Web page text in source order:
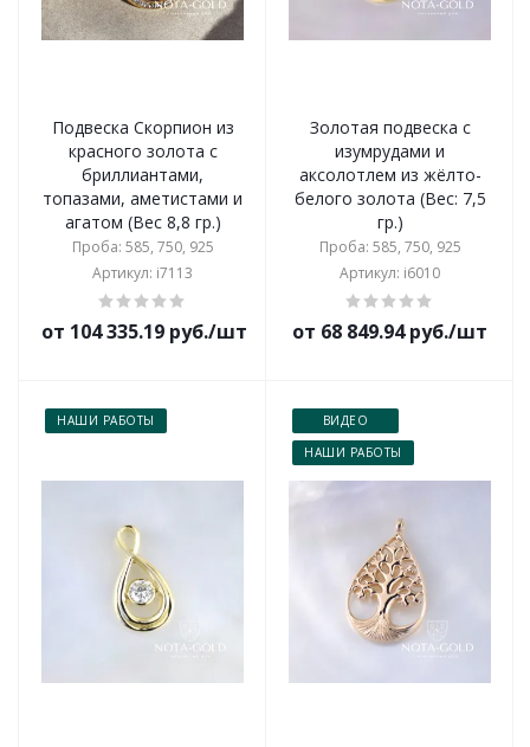
Подвеска Скорпион из
красного золота с
бриллиантами,
топазами, аметистами и
агатом (Вес 8,8 гр.)
Проба: 585, 750, 925
Артикул: i7113
от 104 335.19 руб./шт
Золотая подвеска с
изумрудами и
аксолотлем из жёлто-
белого золота (Вес: 7,5
гр.)
Проба: 585, 750, 925
Артикул: i6010
от 68 849.94 руб./шт
НАШИ РАБОТЫ
ВИДЕО
НАШИ РАБОТЫ